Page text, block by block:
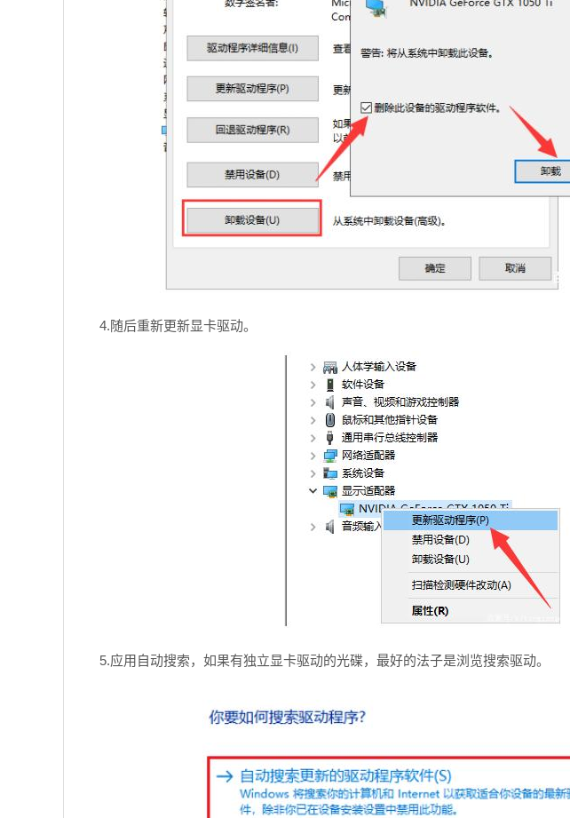
4.随后重新更新显卡驱动。
5.应用自动搜索，如果有独立显卡驱动的光碟，最好的法子是浏览搜索驱动。